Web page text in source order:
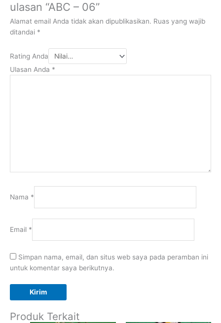
ulasan “ABC – 06”
Alamat email Anda tidak akan dipublikasikan. Ruas yang wajib
ditandai *
Rating Anda
Ulasan Anda *
Nama *
Email *
Simpan nama, email, dan situs web saya pada peramban ini
untuk komentar saya berikutnya.
Produk Terkait